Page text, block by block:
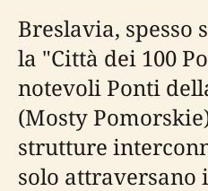
Breslavia, spesso
la "Città dei 100
notevoli Ponti
(Mosty
strutture
solo attraversano